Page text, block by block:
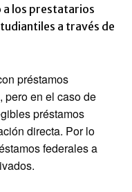
a los prestatarios
a través de
préstamos
pero en el caso de
préstamos
directa. Por lo
federales a